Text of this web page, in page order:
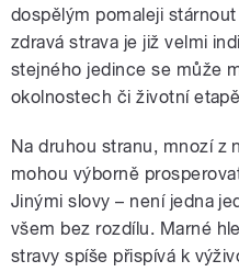
dospělým pomaleji
zdravá strava je již velmi
stejného jedince se může
okolnostech či životní
Na druhou stranu, mnozí z
mohou výborně
Jinými slovy – není jedna
všem bez rozdílu. Marné
stravy spíše přispívá k